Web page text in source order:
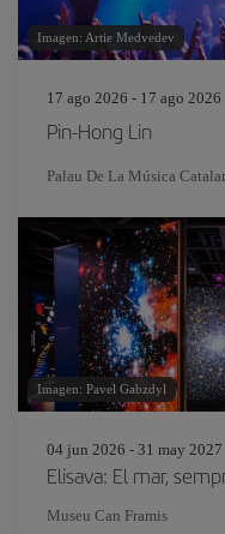
Imagen: Artie Medvedev
17 ago 2026 - 17 ago 2026
Pin‐Hong Lin
Palau De La Música
Imagen: Pavel Gabzdyl
04 jun 2026 - 31 may 2027
Elisava: El mar,
Museu Can Framis